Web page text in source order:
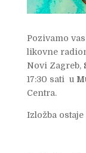
Pozivamo
likovne
Novi Zagreb,
17:30 sati u
Centra.
Izložba